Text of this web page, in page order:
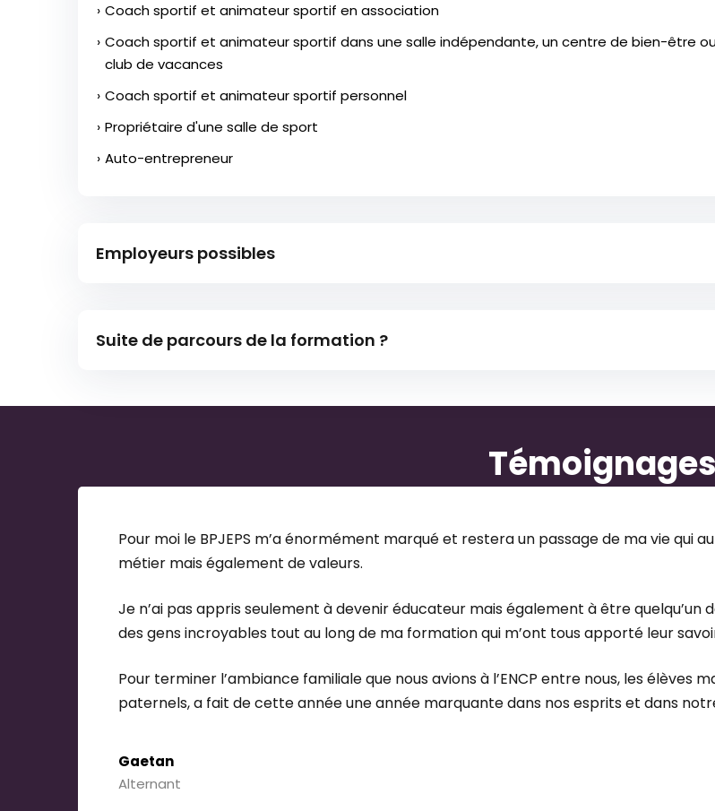
Coach sportif et animateur sportif en association
Coach sportif et animateur sportif dans une salle indépendante, un centre de bien-être
club de vacances
Coach sportif et animateur sportif personnel
Propriétaire d'une salle de sport
Auto-entrepreneur
Employeurs possibles
Salles de sport
Suite de parcours de la formation ?
Titre Pro - Bac+2 : Chargé de développement d'une structure sportive associative
Ministère chargé de la jeunesse et des sports :
DEJEPS
Formations Fédérales :
Titre Professionnel (Brevet Moniteur de Football, Brevet d’Educateur de Handball, …)
Université (STAPS)
Témoignages
Pour moi le BPJEPS m’a énormément marqué et restera un passage de ma vie qui
métier mais également de valeurs.
Je n’ai pas appris seulement à devenir éducateur mais également à être quelqu’un
des gens incroyables tout au long de ma formation qui m’ont tous apporté leur
Pour terminer l’ambiance familiale que nous avions à l’ENCP entre nous, les
paternels, a fait de cette année une année marquante dans nos esprits et dans
Gaetan
Alternant